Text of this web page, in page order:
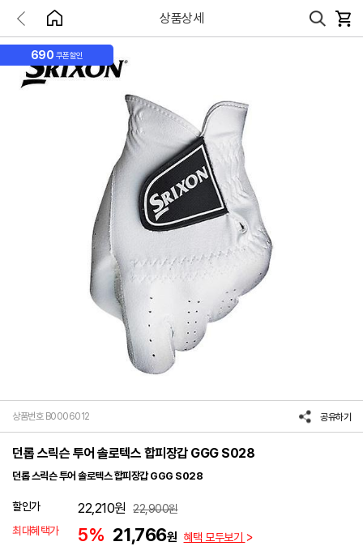
상품상세
690 쿠폰할인
상품번호 B0006012 공유하기
던롭 스릭슨 투어 솔로텍스 합피장갑 GGG S028
던롭 스릭슨 투어 솔로텍스 합피장갑 GGG S028
할인가 22,210원 22,900원
최대혜택가
5% 21,766원 혜택 모두보기